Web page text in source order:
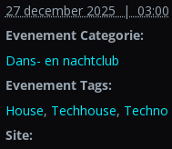
27 december 2025 | 03:00
Evenement Categorie:
Dans- en nachtclub
Evenement Tags:
House, Techhouse, Techno
Site: